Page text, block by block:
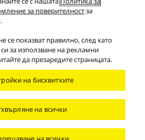
Instagram
Защита на данни
ГАРАНЦИЯ
Area/Country
Marketing Europe GmbH South-East Europe
за поверителностза
се показват правилно, след като
за използване на рекламни
да презаредите страницата.
на бисквитките
на всички